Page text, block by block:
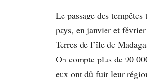
Le passage des
pays, en janvier et
Terres de l’île de
On compte plus de 90
eux ont dû fuir leur